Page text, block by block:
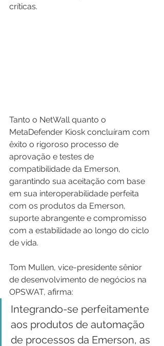
críticas.
Tanto o NetWall quanto o
MetaDefender Kiosk concluíram com
êxito o rigoroso processo de
aprovação e testes de
compatibilidade da Emerson,
garantindo sua aceitação com base
em sua interoperabilidade perfeita
com os produtos da Emerson,
suporte abrangente e compromisso
com a estabilidade ao longo do ciclo
de vida.
Tom Mullen, vice-presidente sênior
de desenvolvimento de negócios na
OPSWAT, afirma:
Integrando-se perfeitamente
aos produtos de automação
de processos da Emerson, as